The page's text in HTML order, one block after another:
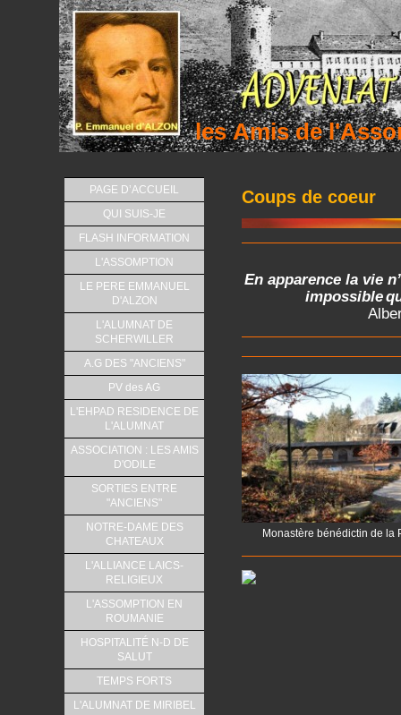
les Amis de
PAGE D’ACCUEIL
QUI SUIS-JE
FLASH INFORMATION
L'ASSOMPTION
LE PERE EMMANUEL
D'ALZON
L'ALUMNAT DE
SCHERWILLER
A.G DES "ANCIENS"
PV des AG
L'EHPAD RESIDENCE DE
L'ALUMNAT
ASSOCIATION : LES AMIS
D'ODILE
SORTIES ENTRE
"ANCIENS"
NOTRE-DAME DES
CHATEAUX
L'ALLIANCE LAICS-
RELIGIEUX
L'ASSOMPTION EN
ROUMANIE
HOSPITALITÉ N-D DE
SALUT
TEMPS FORTS
L'ALUMNAT DE MIRIBEL
Coups de coeur
En apparence la vie
impossible
Monastère bénédictin de la